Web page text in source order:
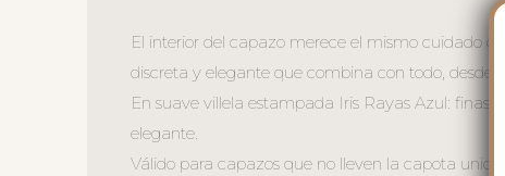
El interior del capazo merece el mismo cuidado
discreta y elegante que combina con todo, desde
En suave villela estampada Iris Rayas Azul: finas
elegante.
Válido para capazos que no lleven la capota